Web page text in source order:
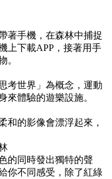
著手機，在森林中捕捉
上下載APP，接著用手
。
考世界」為概念，運動
來體驗的遊樂設施。
和的影像會漂浮起來，
的同時發出獨特的聲
你不同感受，除了紅綠